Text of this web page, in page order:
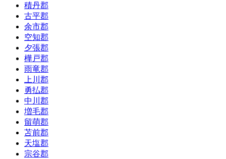
積丹郡
古平郡
余市郡
空知郡
夕張郡
樺戸郡
雨竜郡
上川郡
勇払郡
中川郡
増毛郡
留萌郡
苫前郡
天塩郡
宗谷郡